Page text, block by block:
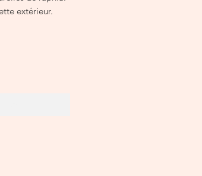
extérieur.
40 x Soufflet 20